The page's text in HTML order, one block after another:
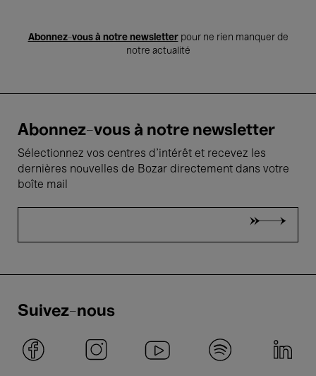
Abonnez-vous à notre newsletterpour ne rien manquer de
notre actualité
Abonnez-vous à notre newsletter
Sélectionnez vos centres d'intérêt et recevez les
dernières nouvelles de Bozar directement dans votre
boîte mail
Suivez-nous